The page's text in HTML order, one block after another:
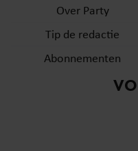
Over Party
Tip de redactie
Abonnementen